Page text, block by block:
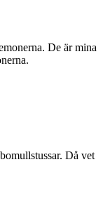
De är mina
Då vet